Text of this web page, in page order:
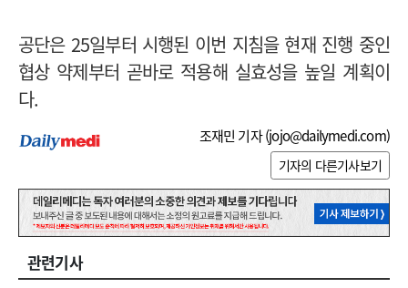
공단은 25일부터 시행된 이번 지침을 현재 진행 중인
협상 약제부터 곧바로 적용해 실효성을 높일 계획이
다.
조재민 기자 (jojo@dailymedi.com)
기자의 다른기사보기
관련기사